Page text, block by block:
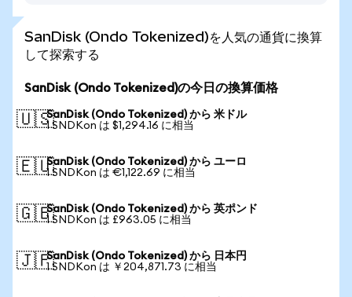
SanDisk (Ondo Tokenized)を人気の通貨に換算
して探索する
SanDisk (Ondo Tokenized)の今日の換算価格
🇺🇸SanDisk (Ondo Tokenized) から 米ドル
1 SNDKon は $1,294.16 に相当
🇪🇺SanDisk (Ondo Tokenized) から ユーロ
1 SNDKon は €1,122.69 に相当
🇬🇧SanDisk (Ondo Tokenized) から 英ポンド
1 SNDKon は £963.05 に相当
🇯🇵SanDisk (Ondo Tokenized) から 日本円
1 SNDKon は ￥204,871.73 に相当